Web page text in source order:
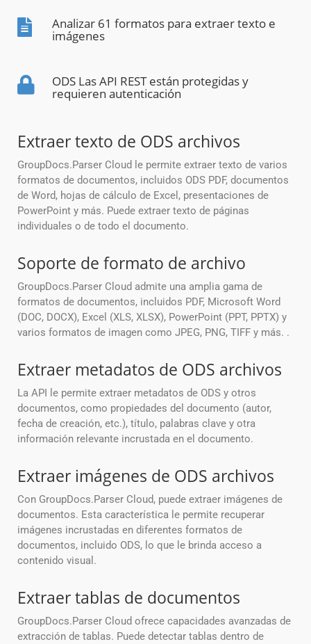
Analizar 61 formatos para extraer texto e
imágenes
ODS Las API REST están protegidas y
requieren autenticación
Extraer texto de ODS archivos
GroupDocs.Parser Cloud le permite extraer texto de varios
formatos de documentos, incluidos ODS PDF, documentos
de Word, hojas de cálculo de Excel, presentaciones de
PowerPoint y más. Puede extraer texto de páginas
individuales o de todo el documento.
Soporte de formato de archivo
GroupDocs.Parser Cloud admite una amplia gama de
formatos de documentos, incluidos PDF, Microsoft Word
(DOC, DOCX), Excel (XLS, XLSX), PowerPoint (PPT, PPTX) y
varios formatos de imagen como JPEG, PNG, TIFF y más. .
Extraer metadatos de ODS archivos
La API le permite extraer metadatos de ODS y otros
documentos, como propiedades del documento (autor,
fecha de creación, etc.), título, palabras clave y otra
información relevante incrustada en el documento.
Extraer imágenes de ODS archivos
Con GroupDocs.Parser Cloud, puede extraer imágenes de
documentos. Esta característica le permite recuperar
imágenes incrustadas en diferentes formatos de
documentos, incluido ODS, lo que le brinda acceso a
contenido visual.
Extraer tablas de documentos
GroupDocs.Parser Cloud ofrece capacidades avanzadas de
extracción de tablas. Puede detectar tablas dentro de